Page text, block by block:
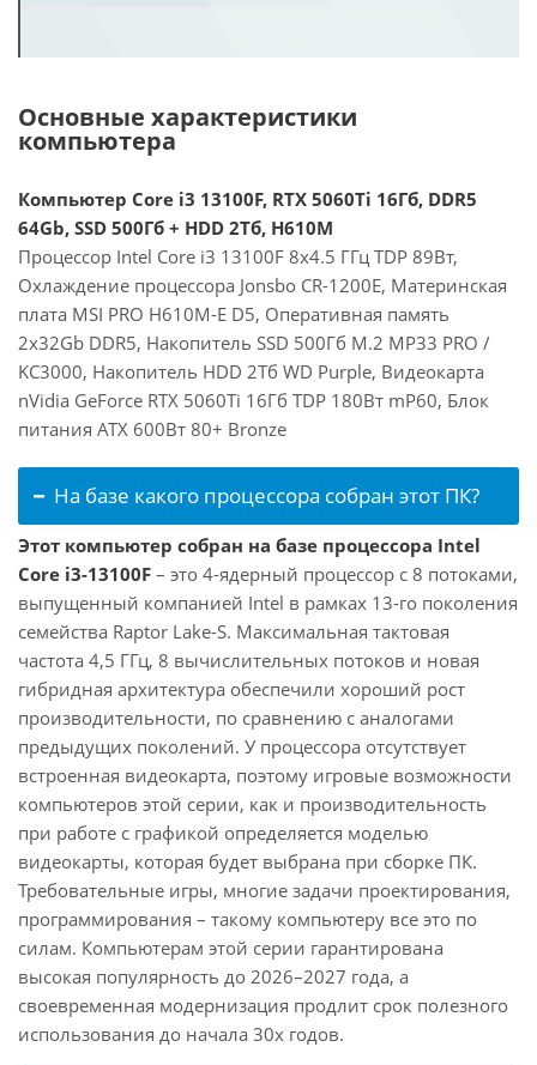
Основные характеристики
компьютера
Компьютер Core i3 13100F, RTX 5060Ti 16Гб, DDR5
64Gb, SSD 500Гб + HDD 2Тб, H610M
Процессор Intel Core i3 13100F 8x4.5 ГГц TDP 89Вт,
Охлаждение процессора Jonsbo CR-1200E, Материнская
плата MSI PRO H610M-E D5, Оперативная память
2x32Gb DDR5, Накопитель SSD 500Гб M.2 MP33 PRO /
KC3000, Накопитель HDD 2Тб WD Purple, Видеокарта
nVidia GeForce RTX 5060Ti 16Гб TDP 180Вт mP60, Блок
питания ATX 600Вт 80+ Bronze
На базе какого процессора собран этот ПК?
Этот компьютер собран на базе процессора Intel
Core i3-13100F – это 4-ядерный процессор с 8 потоками,
выпущенный компанией Intel в рамках 13-го поколения
семейства Raptor Lake-S. Максимальная тактовая
частота 4,5 ГГц, 8 вычислительных потоков и новая
гибридная архитектура обеспечили хороший рост
производительности, по сравнению с аналогами
предыдущих поколений. У процессора отсутствует
встроенная видеокарта, поэтому игровые возможности
компьютеров этой серии, как и производительность
при работе с графикой определяется моделью
видеокарты, которая будет выбрана при сборке ПК.
Требовательные игры, многие задачи проектирования,
программирования – такому компьютеру все это по
силам. Компьютерам этой серии гарантирована
высокая популярность до 2026–2027 года, а
своевременная модернизация продлит срок полезного
использования до начала 30х годов.